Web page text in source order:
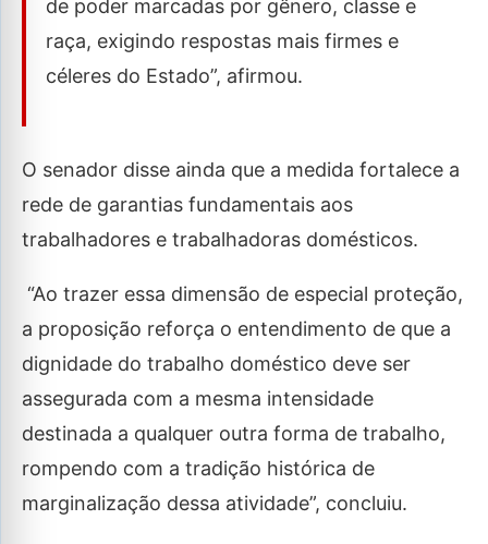
de poder marcadas por gênero, classe e
raça, exigindo respostas mais firmes e
céleres do Estado”, afirmou.
O senador disse ainda que a medida fortalece a
rede de garantias fundamentais aos
trabalhadores e trabalhadoras domésticos.
“Ao trazer essa dimensão de especial proteção,
a proposição reforça o entendimento de que a
dignidade do trabalho doméstico deve ser
assegurada com a mesma intensidade
destinada a qualquer outra forma de trabalho,
rompendo com a tradição histórica de
marginalização dessa atividade”, concluiu.